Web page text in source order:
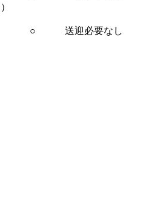
必要なし